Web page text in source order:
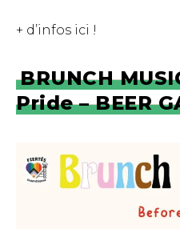
+ d’infos ici !
BRUNCH
Pride – BEER